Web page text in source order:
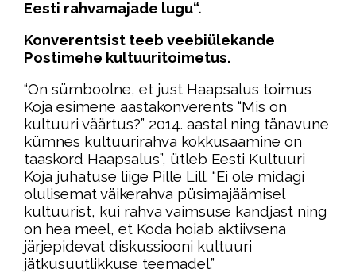
Eesti rahvamajade lugu“.
Konverentsist teeb veebiülekande
Postimehe kultuuritoimetus.
“On sümboolne, et just Haapsalus toimus
Koja esimene aastakonverents “Mis on
kultuuri väärtus?” 2014. aastal ning tänavune
kümnes kultuurirahva kokkusaamine on
taaskord Haapsalus”, ütleb Eesti Kultuuri
Koja juhatuse liige Pille Lill. “Ei ole midagi
olulisemat väikerahva püsimajäämisel
kultuurist, kui rahva vaimsuse kandjast ning
on hea meel, et Koda hoiab aktiivsena
järjepidevat diskussiooni kultuuri
jätkusuutlikkuse teemadel.”